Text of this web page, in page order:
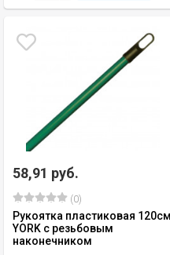
58,91 руб.
(0)
Рукоятка пластиковая 120см
YORK с резьбовым
наконечником